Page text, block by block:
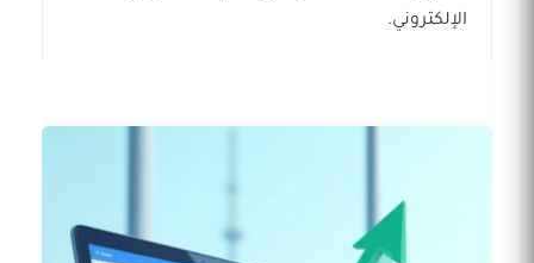
الإلكتروني.